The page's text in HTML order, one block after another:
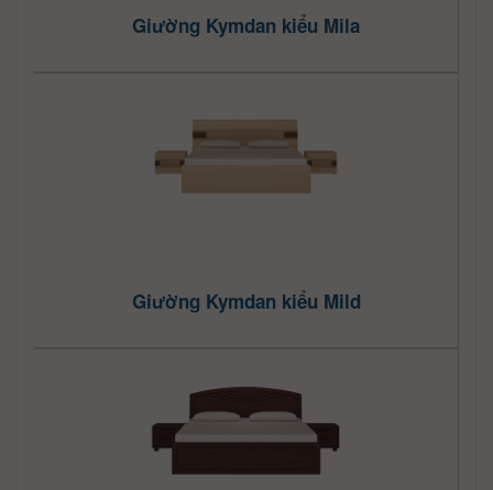
Giường Kymdan kiểu Mila
Giường Kymdan kiểu Mild